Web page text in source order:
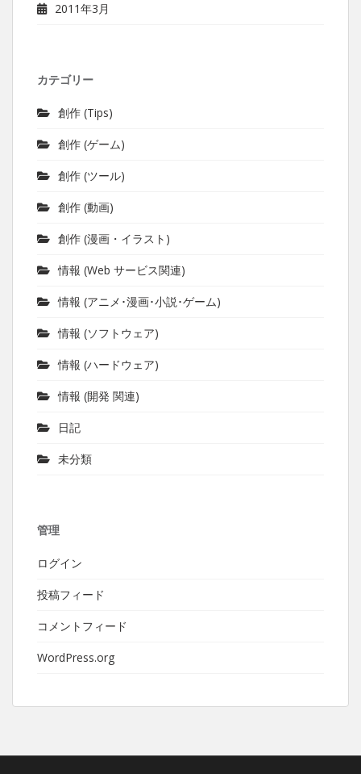
2011年3月
カテゴリー
創作 (Tips)
創作 (ゲーム)
創作 (ツール)
創作 (動画)
創作 (漫画・イラスト)
情報 (Web サービス関連)
情報 (アニメ･漫画･小説･ゲーム)
情報 (ソフトウェア)
情報 (ハードウェア)
情報 (開発 関連)
日記
未分類
管理
ログイン
投稿フィード
コメントフィード
WordPress.org